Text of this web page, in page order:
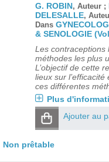
G. ROBIN, Auteur ;
DELESALLE,
Dans
& SENOLOGIE
Les contraceptions
méthodes les plus
L’objectif de cette
lieux sur l’efficacité
ces différentes
Plus
Ajouter au
Non prêtable